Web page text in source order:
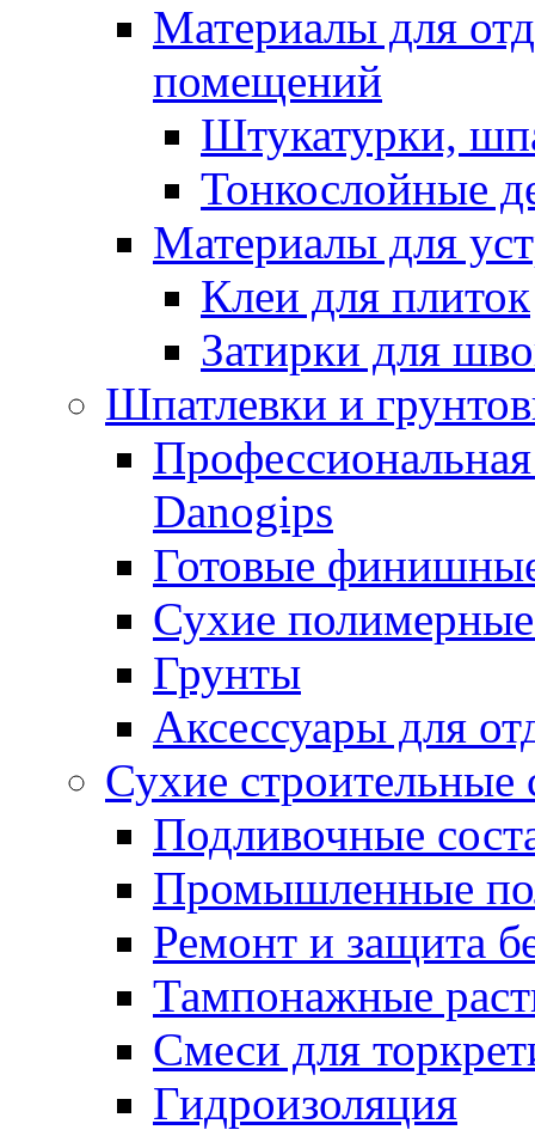
Материалы для
помещений
Штукатурки,
Тонкослойные
Материалы для
Клеи для плиток
Затирки для
Шпатлевки и
Danogips
Готовые
Сухие
Грунты
Аксессуары для
Сухие строительные
Подливочные
Промышленные
Ремонт и защита
Тампонажные
Смеси для
Гидроизоляция